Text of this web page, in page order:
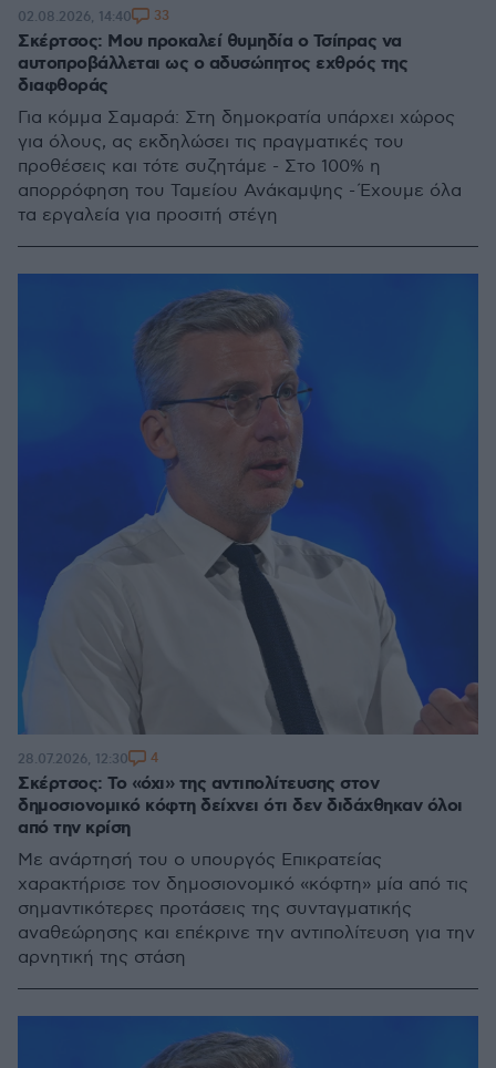
Σκέρτσος: Μου προκαλεί θυμηδία ο Τσίπρας να
αυτοπροβάλλεται ως ο αδυσώπητος εχθρός της
διαφθοράς
Για κόμμα Σαμαρά: Στη δημοκρατία υπάρχει χώρος
για όλους, ας εκδηλώσει τις πραγματικές του
προθέσεις και τότε συζητάμε - Στο 100% η
απορρόφηση του Ταμείου Ανάκαμψης - Έχουμε όλα
τα εργαλεία για προσιτή στέγη
02.08.2026, 14:40 33
Σκέρτσος: Το «όχι» της αντιπολίτευσης στον
δημοσιονομικό κόφτη δείχνει ότι δεν διδάχθηκαν όλοι
από την κρίση
Με ανάρτησή του ο υπουργός Επικρατείας
χαρακτήρισε τον δημοσιονομικό «κόφτη» μία από τις
σημαντικότερες προτάσεις της συνταγματικής
αναθεώρησης και επέκρινε την αντιπολίτευση για την
αρνητική της στάση
28.07.2026, 12:30 4